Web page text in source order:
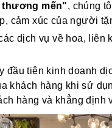
mến", chúng
cảm xúc của người
dịch vụ về hoa, liên
đầu tiên kinh doanh
khách hàng khi sử
hàng và khẳng định